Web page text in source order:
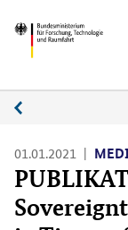
zum
(Eingabetaste)
zum
(Eingabetaste)
zur
(Eingabetaste)
BMFTR
01.01.2021